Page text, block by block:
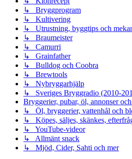
↳ Bryggprogram
↳ Kultivering
↳ Utrustning, byggtips och
↳ Braumeister
↳ Camurri
↳ Grainfather
↳ Bulldog och Coobra
↳ Brewtools
↳ Nybryggarhjälp
↳ Sveriges Bryggradio (2010-
Bryggerier, pubar, öl, annonser
↳ Öl, bryggerier, vattenhål och
↳ Köpes, säljes, skänkes,
↳ YouTube-videor
↳ Allmänt snack
↳ Mjöd, Cider, Sahti och mer